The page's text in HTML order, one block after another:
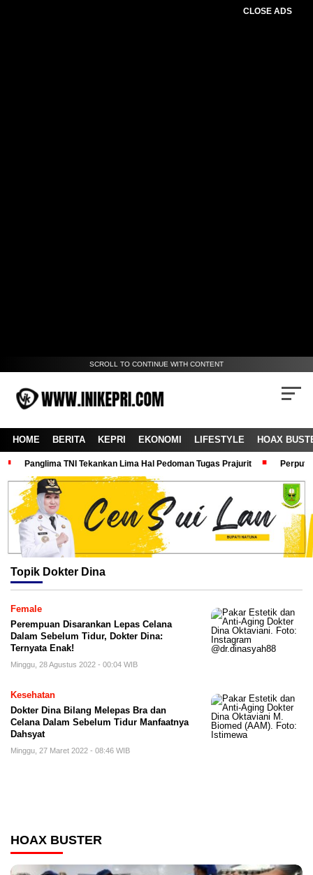
CLOSE ADS
SCROLL TO CONTINUE WITH CONTENT
HOME BERITA KEPRI EKONOMI LIFESTYLE HOAX
Panglima TNI Tekankan Lima Hal Pedoman Tugas Prajurit
Topik Dokter Dina
Female
Perempuan Disarankan Lepas Celana
Dalam Sebelum Tidur, Dokter Dina:
Ternyata Enak!
Minggu, 28 Agustus 2022 - 00:04 WIB
Kesehatan
Dokter Dina Bilang Melepas Bra dan
Celana Dalam Sebelum Tidur Manfaatnya
Dahsyat
Minggu, 27 Maret 2022 - 08:46 WIB
HOAX BUSTER